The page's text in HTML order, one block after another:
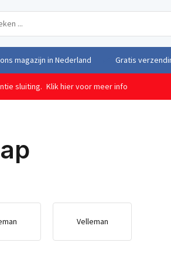
magazijn in Nederland Gratis
sluiting. Klik hier voor meer info
Velleman